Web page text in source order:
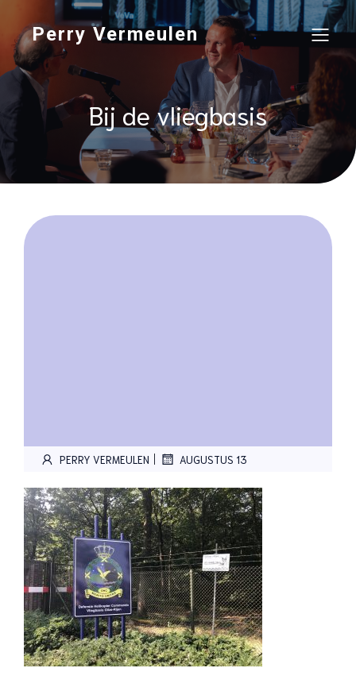
Perry Vermeulen
Bij de vliegbasis
PERRY VERMEULEN | AUGUSTUS 13